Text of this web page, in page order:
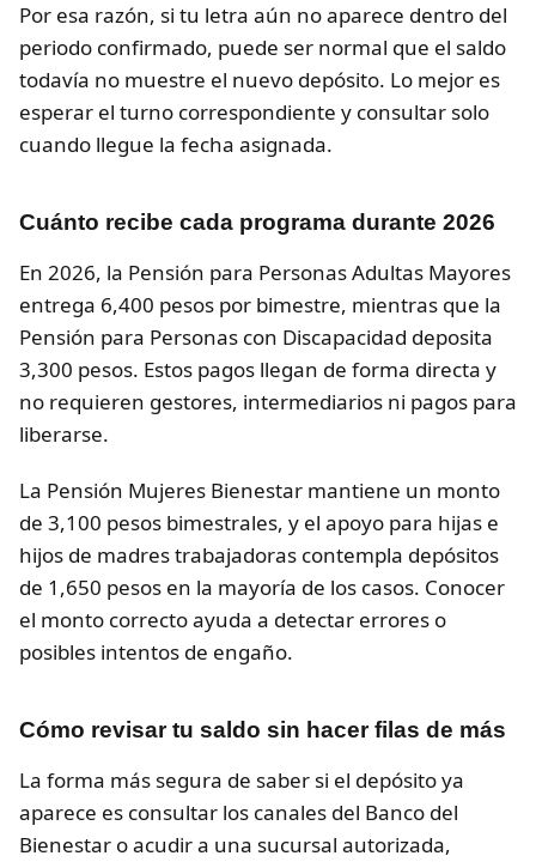
Por esa razón, si tu letra aún no aparece dentro del
periodo confirmado, puede ser normal que el saldo
todavía no muestre el nuevo depósito. Lo mejor es
esperar el turno correspondiente y consultar solo
cuando llegue la fecha asignada.
Cuánto recibe cada programa durante 2026
En 2026, la Pensión para Personas Adultas Mayores
entrega 6,400 pesos por bimestre, mientras que la
Pensión para Personas con Discapacidad deposita
3,300 pesos. Estos pagos llegan de forma directa y
no requieren gestores, intermediarios ni pagos para
liberarse.
La Pensión Mujeres Bienestar mantiene un monto
de 3,100 pesos bimestrales, y el apoyo para hijas e
hijos de madres trabajadoras contempla depósitos
de 1,650 pesos en la mayoría de los casos. Conocer
el monto correcto ayuda a detectar errores o
posibles intentos de engaño.
Cómo revisar tu saldo sin hacer filas de más
La forma más segura de saber si el depósito ya
aparece es consultar los canales del Banco del
Bienestar o acudir a una sucursal autorizada,